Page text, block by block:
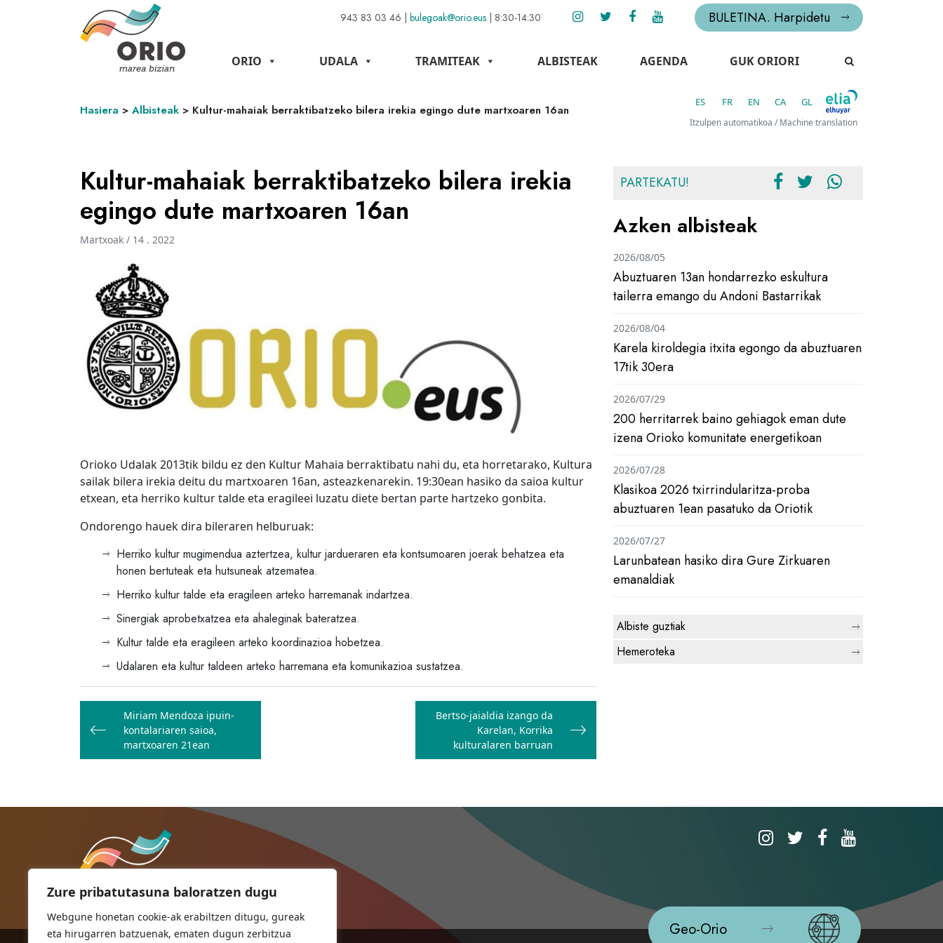
Zure pribatutasuna baloratzen dugu
Webgune honetan cookie-ak erabiltzen ditugu, gureak
eta hirugarren batzuenak, ematen dugun zerbitzua
943 83 03 46 | bulegoak@orio.eus | 8:30-14:30 BULETINA. Harpidetu
ORIO UDALA TRAMITEAK ALBISTEAK AGENDA GUK ORIORI
Hasiera > Albisteak > Kultur-mahaiak berraktibatzeko bilera irekia egingo dute martxoaren 16an
ES FR EN CA GL
Itzulpen automatikoa / Machine translation
Kultur-mahaiak berraktibatzeko bilera irekia
egingo dute martxoaren 16an
Martxoak / 14 . 2022
Orioko Udalak 2013tik bildu ez den Kultur Mahaia berraktibatu nahi du, eta horretarako, Kultura
sailak bilera irekia deitu du martxoaren 16an, asteazkenarekin. 19:30ean hasiko da saioa kultur
etxean, eta herriko kultur talde eta eragileei luzatu diete bertan parte hartzeko gonbita.
Ondorengo hauek dira bileraren helburuak:
Herriko kultur mugimendua aztertzea, kultur jardueraren eta kontsumoaren joerak behatzea eta
honen bertuteak eta hutsuneak atzematea.
Herriko kultur talde eta eragileen arteko harremanak indartzea.
Sinergiak aprobetxatzea eta ahaleginak bateratzea.
Kultur talde eta eragileen arteko koordinazioa hobetzea.
Udalaren eta kultur taldeen arteko harremana eta komunikazioa sustatzea.
Bidalketetan
zehar
nabigatu
Miriam Mendoza ipuin-
kontalariaren saioa,
martxoaren 21ean
Bertso-jaialdia izango da
Karelan, Korrika
kulturalaren barruan
PARTEKATU!
Azken albisteak
Abuztuaren 13an hondarrezko eskultura
tailerra emango du Andoni Bastarrikak
2026/08/05
Karela kiroldegia itxita egongo da abuztuaren
17tik 30era
2026/08/04
200 herritarrek baino gehiagok eman dute
izena Orioko komunitate energetikoan
2026/07/29
Klasikoa 2026 txirrindularitza-proba
abuztuaren 1ean pasatuko da Oriotik
2026/07/28
Larunbatean hasiko dira Gure Zirkuaren
emanaldiak
2026/07/27
Albiste guztiak
Hemeroteka
Geo-Orio